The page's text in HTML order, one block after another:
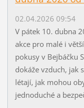
02.04.2026 09:54
V pátek 10. dubna
akce pro malé i
pokusy v Bejbáčku
dokáže vzduch, jak
létají, jak mohou
jednoduché a